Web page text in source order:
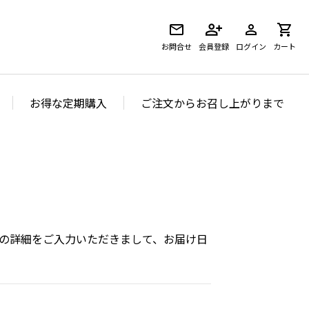
お問合せ 会員登録 ログイン カート
お得な定期購入 ご注文からお召し上がりまで
詳細をご入力いただきまして、お届け日